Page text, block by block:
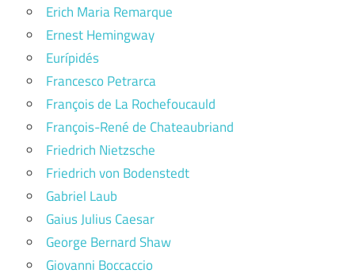
Erich Maria Remarque
Ernest Hemingway
Eurípidés
Francesco Petrarca
François de La Rochefoucauld
François-René de Chateaubriand
Friedrich Nietzsche
Friedrich von Bodenstedt
Gabriel Laub
Gaius Julius Caesar
George Bernard Shaw
Giovanni Boccaccio